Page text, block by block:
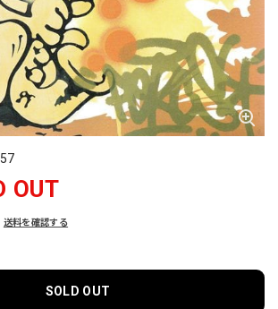
OUT
送料を確認する
SOLD OUT